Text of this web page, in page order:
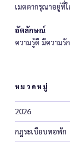
เมตตากรุณาอยู่ที่
อัตลักษณ์
ความรู้ดี มีความรั
หมวดหมู่
2026
กฎระเบียบหอพัก